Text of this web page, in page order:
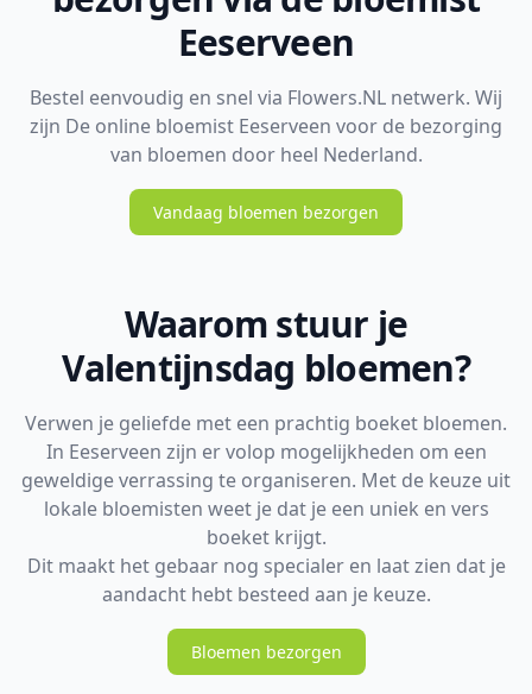
Eeserveen
Bestel eenvoudig en snel via Flowers.NL netwerk. Wij
zijn De online bloemist Eeserveen voor de bezorging
van bloemen door heel Nederland.
Vandaag bloemen bezorgen
Waarom stuur je
Valentijnsdag bloemen?
Verwen je geliefde met een prachtig boeket bloemen.
In Eeserveen zijn er volop mogelijkheden om een
geweldige verrassing te organiseren. Met de keuze uit
lokale bloemisten weet je dat je een uniek en vers
boeket krijgt.
Dit maakt het gebaar nog specialer en laat zien dat je
aandacht hebt besteed aan je keuze.
Bloemen bezorgen